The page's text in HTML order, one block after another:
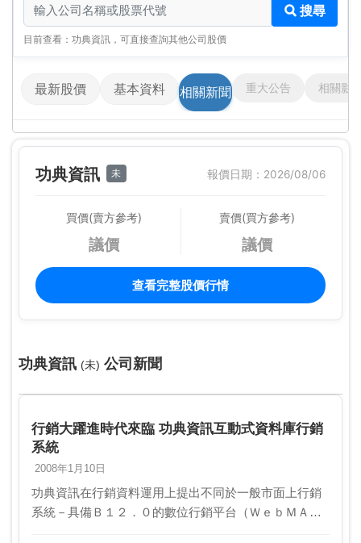
搜尋
目前查看：功典資訊，可直接查詢其他公司股價
最新股價 基本資料 相關新聞 重大公告 相關影
功典資訊 未 報價日期：2026/08/06
買價(賣方參考)
議價
賣價(買方參考)
議價
查看完整股價行情
功典資訊 (未) 公司新聞
行銷大躍進時代來臨 功典資訊互動式資料庫行銷
系統
2008年1月10日
功典資訊在行銷資料運用上提出不同於一般市面上行銷
系統－具備Ｂ１２．０的數位行銷平台（ＷｅｂＭＡ